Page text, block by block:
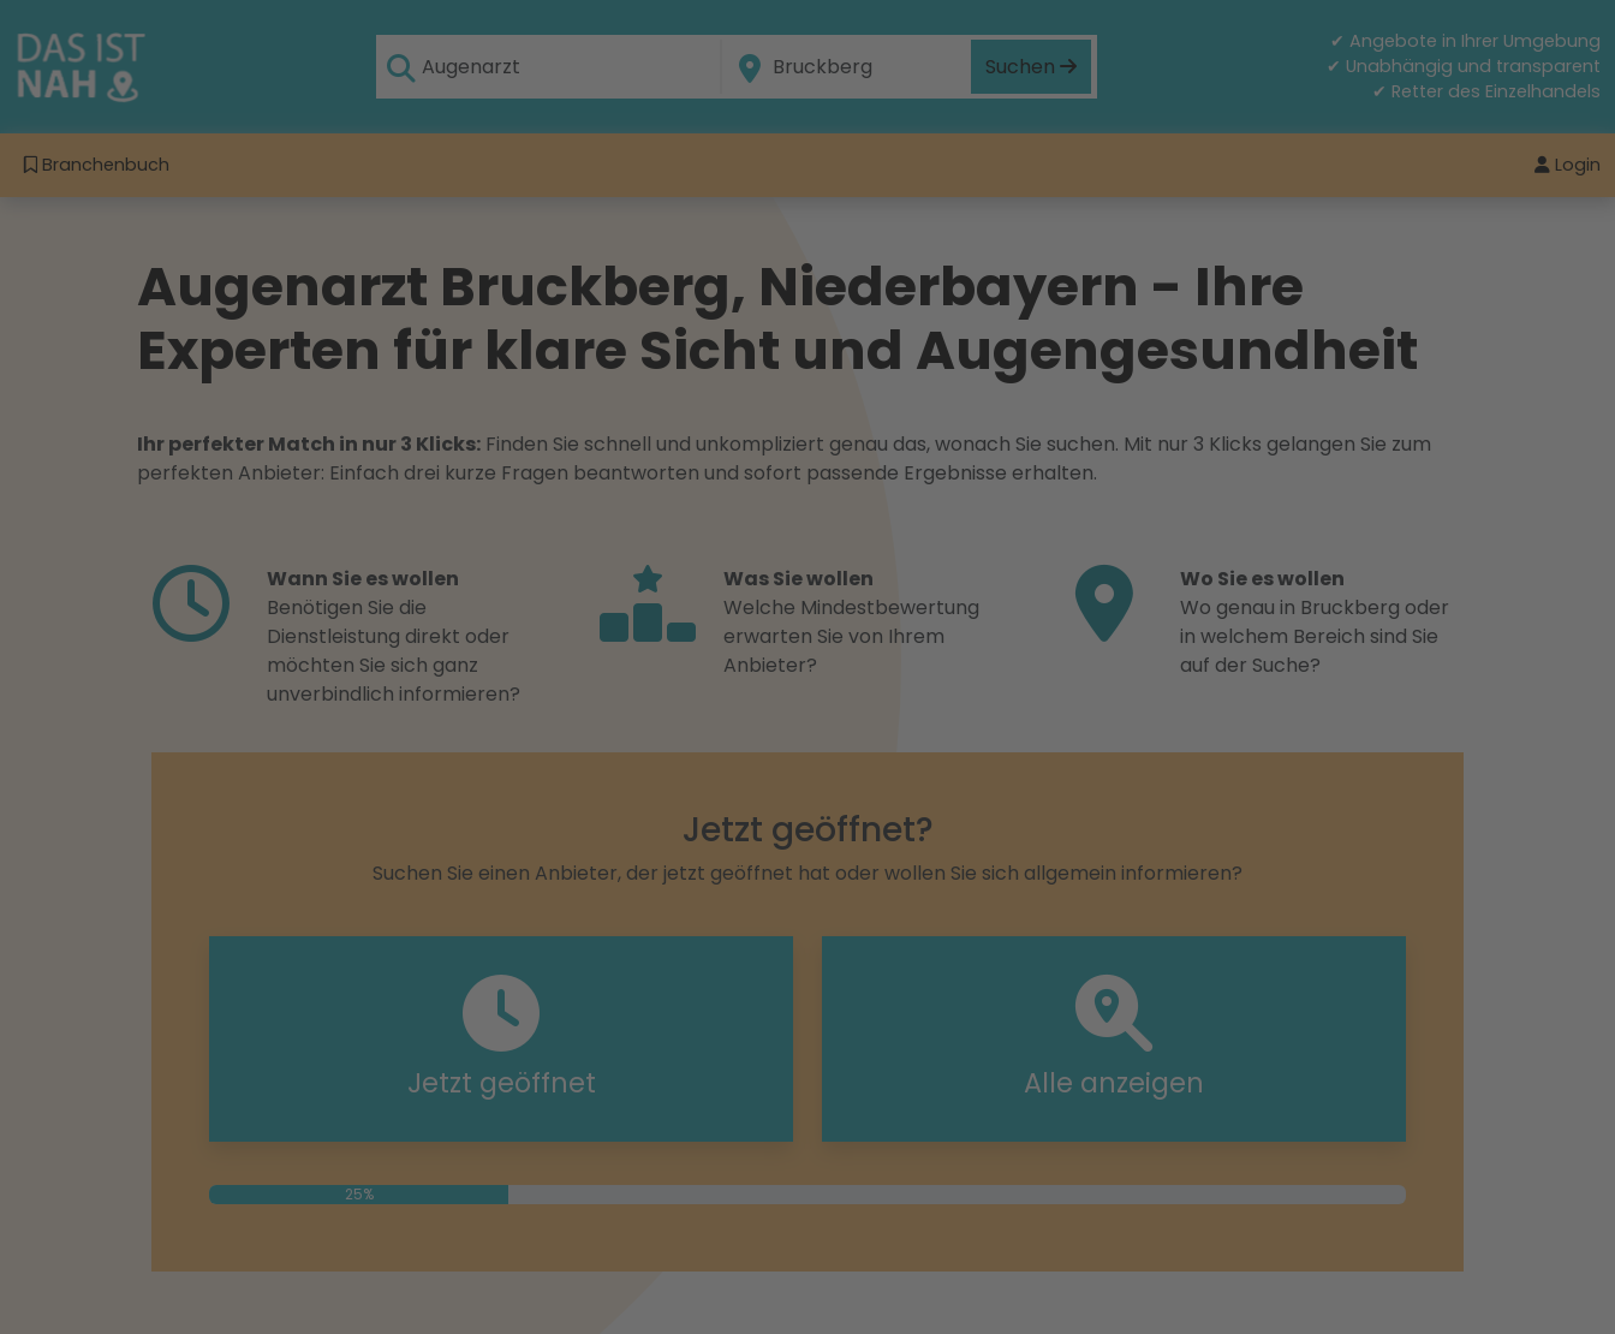
Suchen
✔ Angebote in Ihrer Umgebung
✔ Unabhängig und transparent
✔ Retter des Einzelhandels
Branchenbuch Login
Augenarzt Bruckberg, Niederbayern - Ihre
Experten für klare Sicht und Augengesundheit
Ihr perfekter Match in nur 3 Klicks: Finden Sie schnell und unkompliziert genau das, wonach Sie suchen. Mit nur 3 Klicks gelangen Sie zum
perfekten Anbieter: Einfach drei kurze Fragen beantworten und sofort passende Ergebnisse erhalten.
Wann Sie es wollen
Benötigen Sie die
Dienstleistung direkt oder
möchten Sie sich ganz
unverbindlich informieren?
Was Sie wollen
Welche Mindestbewertung
erwarten Sie von Ihrem
Anbieter?
Wo Sie es wollen
Wo genau in Bruckberg oder
in welchem Bereich sind Sie
auf der Suche?
Jetzt geöffnet?
Suchen Sie einen Anbieter, der jetzt geöffnet hat oder wollen Sie sich allgemein informieren?
Jetzt geöffnet Alle anzeigen
25%